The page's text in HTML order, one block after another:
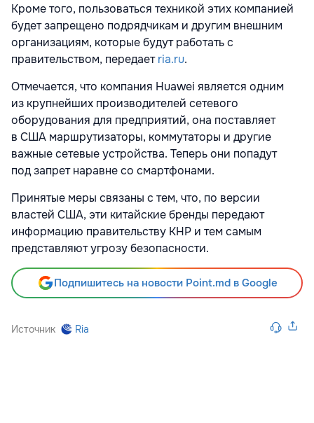
Кроме того, пользоваться техникой этих компанией
будет запрещено подрядчикам и другим внешним
организациям, которые будут работать с
правительством, передаетria.ru.
Отмечается, что компания Huawei является одним
из крупнейших производителей сетевого
оборудования для предприятий, она поставляет
в США маршрутизаторы, коммутаторы и другие
важные сетевые устройства. Теперь они попадут
под запрет наравне со смартфонами.
Принятые меры связаны с тем, что, по версии
властей США, эти китайские бренды передают
информацию правительству КНР и тем самым
представляют угрозу безопасности.
Подпишитесь на новости Point.md в Google
Источник Ria